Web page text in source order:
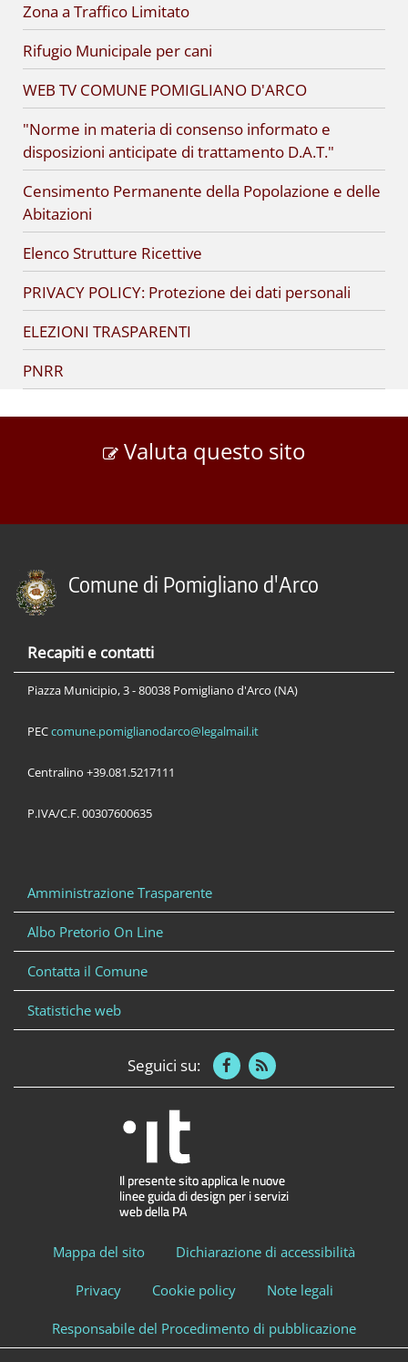
Zona a Traffico Limitato
Rifugio Municipale per cani
WEB TV COMUNE POMIGLIANO D'ARCO
"Norme in materia di consenso informato e
disposizioni anticipate di trattamento D.A.T."
Censimento Permanente della Popolazione e delle
Abitazioni
Elenco Strutture Ricettive
PRIVACY POLICY: Protezione dei dati personali
ELEZIONI TRASPARENTI
PNRR
Valuta questo sito
Comune di Pomigliano d'Arco
Recapiti e contatti
Piazza Municipio, 3 - 80038 Pomigliano d'Arco (NA)
PECcomune.pomiglianodarco@legalmail.it
Centralino +39.081.5217111
P.IVA/C.F. 00307600635
Amministrazione Trasparente
Albo Pretorio On Line
Contatta il Comune
Statistiche web
Seguici su:
Mappa del sito Dichiarazione di accessibilità
Privacy Cookie policy Note legali
Responsabile del Procedimento di pubblicazione